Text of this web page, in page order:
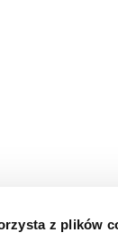
z plików